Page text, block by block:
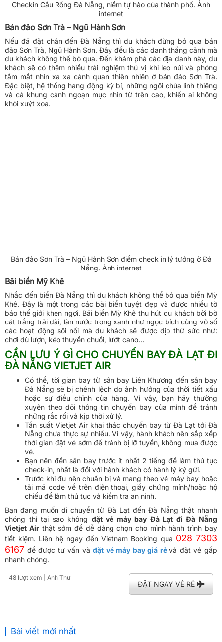
Checkin Cầu Rồng Đà Nẵng, niềm tự hào của thành phố. Ảnh
internet
Bán đảo Sơn Trà – Ngũ Hành Sơn
Nếu đã đặt chân đến Đà Nẵng thì du khách đừng bỏ qua bán
đảo Sơn Trà, Ngũ Hành Sơn. Đây đều là các danh thắng cảnh mà
du khách không thể bỏ qua. Đến khám phá các địa danh này, du
khách sẽ có thêm nhiều trải nghiệm thú vị khi leo núi và phóng
tầm mắt nhìn xa xa cảnh quan thiên nhiên ở bán đảo Sơn Trà.
Đặc biệt, hệ thống hang động kỳ bí, những ngôi chùa linh thiêng
và cả khung cảnh ngoạn mục nhìn từ trên cao, khiến ai không
khỏi xuýt xoa.
Bán đảo Sơn Trà – Ngũ Hành Sơn điểm check in lý tưởng ở Đà
Nẵng. Ảnh internet
Bãi biển Mỹ Khê
Nhắc đến biển Đà Nẵng thì du khách không thể bỏ qua biển Mỹ
Khê. Đây là một trong các bãi biển tuyệt đẹp và được nhiều tờ
báo thế giới khen ngợi. Bãi biển Mỹ Khê thu hút du khách bởi bờ
cát trắng trải dài, làn nước trong xanh như ngọc bích cùng vô số
các hoạt động sôi nổi mà du khách sẽ được dịp thử sức như:
chơi dù lượn, kéo thuyền chuối, lướt cano…
CẦN LƯU Ý GÌ CHO CHUYẾN BAY ĐÀ LẠT ĐI
ĐÀ NẴNG VIETJET AIR
Có thể, tời gian bay từ sân bay Liên Khương đến sân bay
Đà Nẵng sẽ bị chênh lệch do ảnh hưởng của thời tiết xấu
hoặc sự điều chỉnh của hãng. Vì vậy, bạn hãy thường
xuyên theo dõi thông tin chuyến bay của mình để tránh
những rắc rối và kịp thời xử lý.
Tần suất Vietjet Air khai thác chuyến bay từ Đà Lạt tới Đà
Nẵng chưa thực sự nhiều. Vì vậy, hành khách nên sắp xếp
thời gian đặt vé sớm để tránh bị lỡ tuyến, không mua được
vé.
Bạn nên đến sân bay trước ít nhất 2 tiếng để làm thủ tục
check-in, nhất là đối với hành khách có hành lý ký gửi.
Trước khi đu nên chuẩn bị và mang theo vé máy bay hoặc
tải mã code về trên điện thoại, giấy chứng mính/hoặc hộ
chiếu để làm thủ tục và kiểm tra an ninh.
Bạn đang muốn di chuyển từ Đà Lạt đến Đà Nẵng thật nhanh
chóng thì tại sao không đặt vé máy bay Đà Lạt đi Đà Nẵng
Vietjet Airthật sớm để dễ dàng chọn cho mình hành trình bay
tiết kiệm. Liên hệ ngay đến Vietnam Booking qua 028 7303
6167 để được tư vấn vàđặt vé máy bay giá rẻ và đặt vé gấp
nhanh chóng.
48 lượt xem | Anh Thư
ĐẶT NGAY VÉ RẺ
Bài viết mới nhất